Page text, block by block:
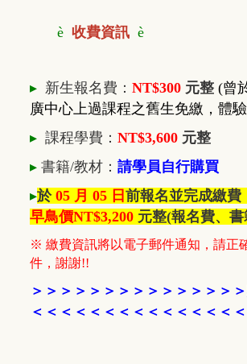
è 收費資訊 è
▸ 新生報名費： NT$300 元整 (曾
廣中心上過課程之舊生免繳，體
▸ 課程學費： NT$3,600 元整
▸ 書籍/教材 ： 請學員自行購買
▸於 05 月 05 日 前報名並完成繳費
早鳥價NT$3,200 元整(報名費、
※ 繳費資訊將以電子郵件通知，請正
件，謝謝!!
＞ ＞ ＞ ＞ ＞ ＞ ＞ ＞ ＞ ＞ ＞ ＞ ＞ ＞ ＞
＜＜＜ ＜＜＜ ＜ ＜ ＜＜＜ ＜ ＜ ＜ ＜